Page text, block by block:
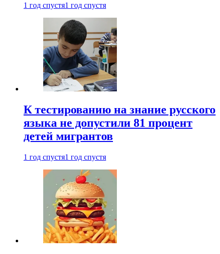
1 год спустя1 год спустя
К тестированию на знание русского
языка не допустили 81 процент
детей мигрантов
1 год спустя1 год спустя